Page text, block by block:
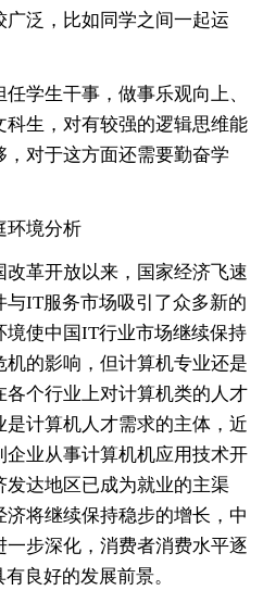
广泛，比如同学之间一起运
任学生干事，做事乐观向上、
生，对有较强的逻辑思维能
对于这方面还需要勤奋学
环境分析
改革开放以来，国家经济飞速
IT服务市场吸引了众多新的
使中国IT行业市场继续保持
的影响，但计算机专业还是
个行业上对计算机类的人才
计算机人才需求的主体，近
业从事计算机机应用技术开
达地区已成为就业的主渠
将继续保持稳步的增长，中
步深化，消费者消费水平逐
良好的发展前景。